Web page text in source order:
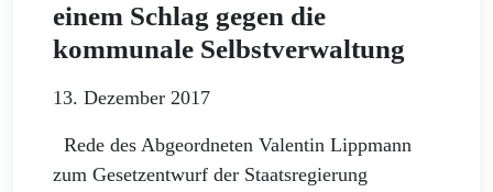
einem Schlag gegen die
kommunale Selbstverwaltung
13. Dezember 2017
Rede des Abgeordneten Valentin Lippmann
zum Gesetzentwurf der Staatsregierung